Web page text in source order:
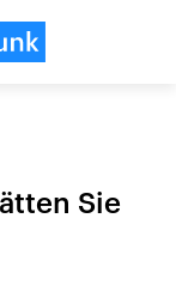
Sie